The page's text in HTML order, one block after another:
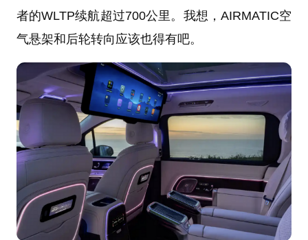
者的WLTP续航超过700公里。我想，AIRMATIC空
气悬架和后轮转向应该也得有吧。